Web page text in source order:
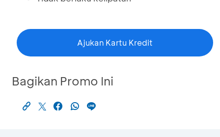
Ajukan Kartu Kredit
Bagikan Promo Ini